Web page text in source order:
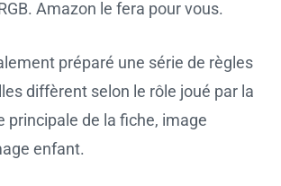
Amazon le fera pour vous.
préparé une série de règles
diffèrent selon le rôle joué par la
principale de la fiche, image
enfant.